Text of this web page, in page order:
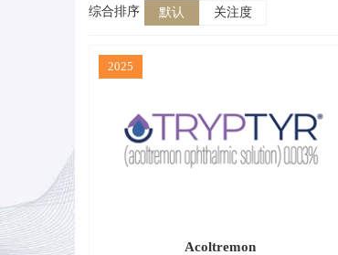
综合排序 默认 关注度
2025
Acoltremon